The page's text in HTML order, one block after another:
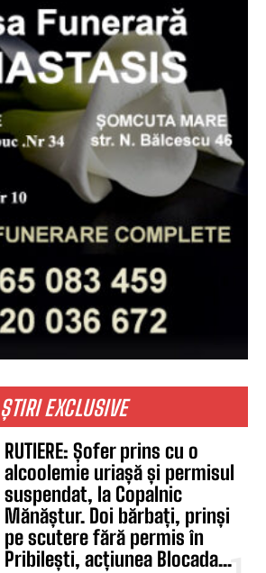
ȘTIRI EXCLUSIVE
RUTIERE: Șofer prins cu o
alcoolemie uriașă și permisul
suspendat, la Copalnic
Mănăștur. Doi bărbați, prinși
pe scutere fără permis în
Pribilești, acțiunea Blocada...